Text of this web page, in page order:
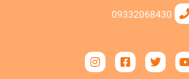
09332068430